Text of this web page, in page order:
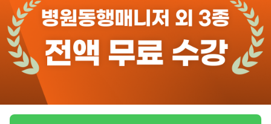
4일전등록
반경 3KM 이내의 일자리 확인하기